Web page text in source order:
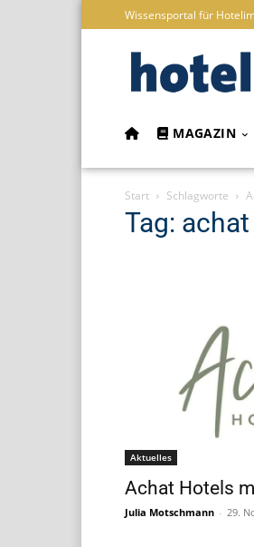
Wissensportal für
MAGAZIN
Start Schlagworte
Tag: achat
Aktuelles
Achat Hotels
Julia Motschmann - 29.